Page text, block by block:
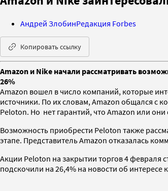
Андрей ЗлобинРедакция Forbes
Копировать ссылку
Amazon и Nike начали рассматривать
26%
Amazon вошел в число компаний, которые
источники. По их словам, Amazon общался с
Peloton. Но нет гарантий, что Amazon или
Возможность приобрести Peloton также
этапе. Представитель Amazon отказалась
Акции Peloton на закрытии торгов 4 февраля
подскочили на 26,4% на новости об интересе